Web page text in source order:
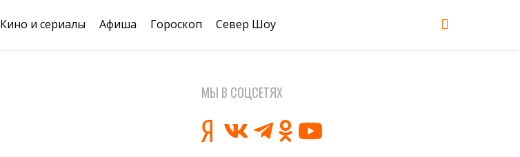
Кино и сериалы Афиша Гороскоп Север Шоу
МЫ В СОЦСЕТЯХ